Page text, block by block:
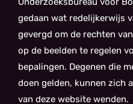
gedaan wat redelijkerwijs
gevergd om de rechten
op de beelden te regelen
bepalingen. Degenen die
doen gelden, kunnen zich
van deze website wenden.